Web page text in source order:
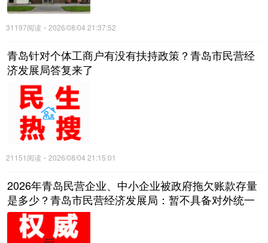
31197阅读 2026/08/04 21:37:52
青岛针对个体工商户有没有扶持政策？青岛市民营经
济发展局答复来了
21151阅读 2026/08/04 21:15:01
2026年青岛民营企业、中小企业被政府拖欠账款存量
是多少？青岛市民营经济发展局：暂不具备对外统一
公布全市拖欠存量数据的条件